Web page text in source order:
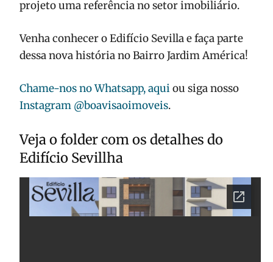
projeto uma referência no setor imobiliário.
Venha conhecer o Edifício Sevilla e faça parte
dessa nova história no Bairro Jardim América!
Chame-nos no Whatsapp, aqui ou siga nosso
Instagram @boavisaoimoveis.
Veja o folder com os detalhes do
Edifício Sevillha